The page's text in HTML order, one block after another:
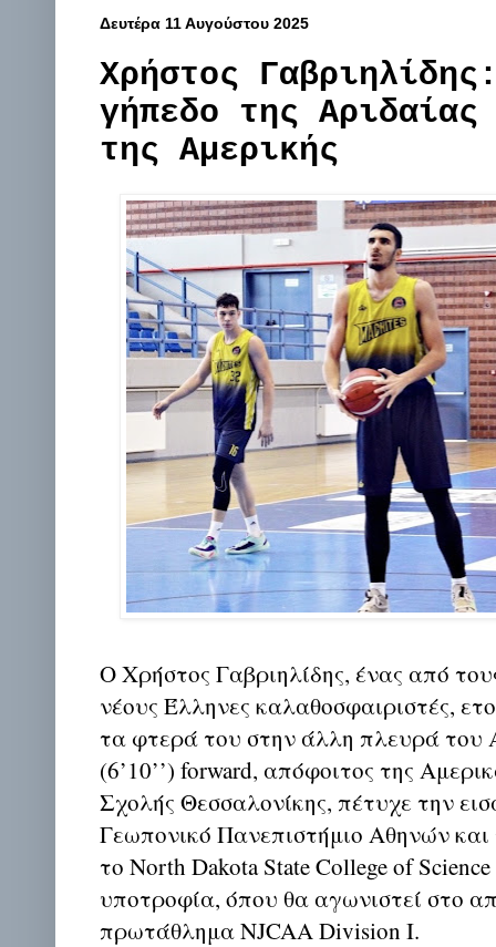
Δευτέρα 11 Αυγούστου 2025
Χρήστος
γήπεδο της
της Αμερικής
Ο Χρήστος Γαβριηλίδης, ένας από
νέους Έλληνες καλαθοσφαιριστές,
τα φτερά του στην άλλη πλευρά του
(6’10’’) forward, απόφοιτος της
Σχολής Θεσσαλονίκης, πέτυχε την
Γεωπονικό Πανεπιστήμιο Αθηνών
το North Dakota State College of
υποτροφία, όπου θα αγωνιστεί στο
πρωτάθλημα NJCAA Division I.